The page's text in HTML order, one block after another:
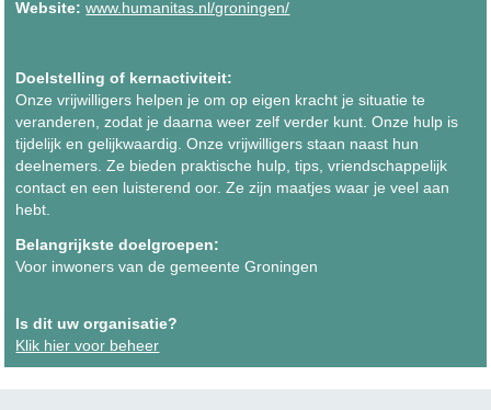
Website: www.humanitas.nl/groningen/
Doelstelling of kernactiviteit:
Onze vrijwilligers helpen je om op eigen kracht je situatie te
veranderen, zodat je daarna weer zelf verder kunt. Onze hulp is
tijdelijk en gelijkwaardig. Onze vrijwilligers staan naast hun
deelnemers. Ze bieden praktische hulp, tips, vriendschappelijk
contact en een luisterend oor. Ze zijn maatjes waar je veel aan
hebt.
Belangrijkste doelgroepen:
Voor inwoners van de gemeente Groningen
Is dit uw organisatie?
Klik hier voor beheer